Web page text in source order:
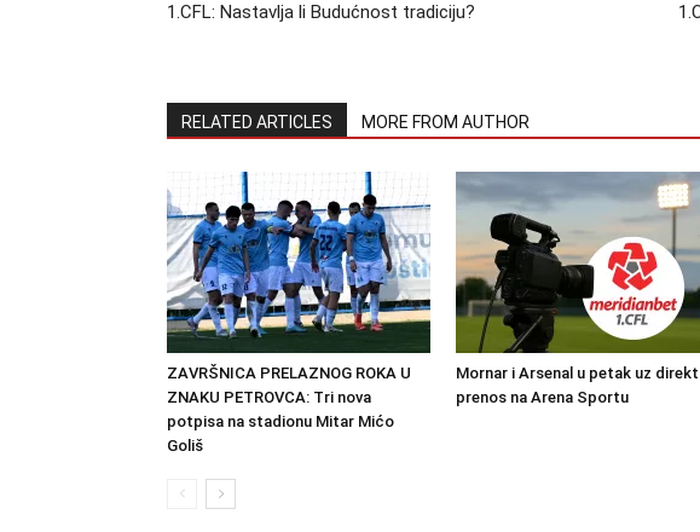
1.CFL: Nastavlja li Budućnost tradiciju?
RELATED ARTICLES MORE FROM AUTHOR
ZAVRŠNICA PRELAZNOG ROKA U
ZNAKU PETROVCA: Tri nova
potpisa na stadionu Mitar Mićo
Goliš
Mornar i Arsenal u petak uz
prenos na Arena Sportu